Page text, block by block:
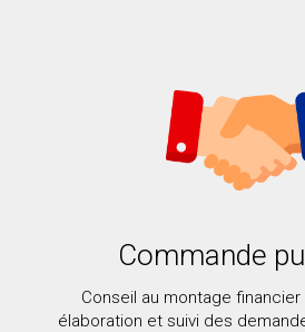
Commande
Conseil au montage
élaboration et suivi des